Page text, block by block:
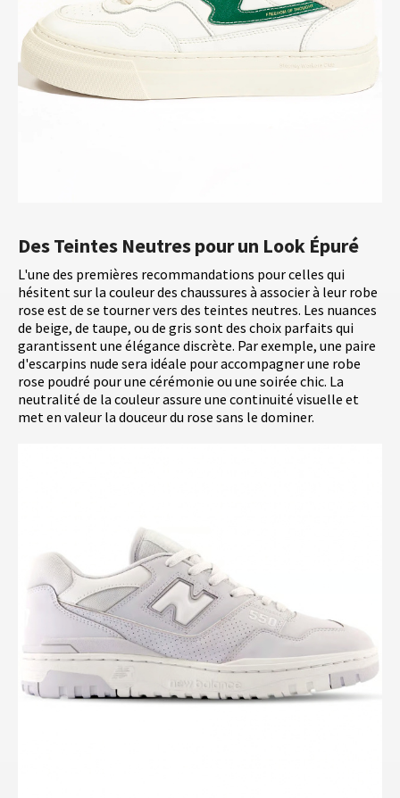
Des Teintes Neutres pour un Look Épuré
L'une des premières recommandations pour celles qui
hésitent sur la couleur des chaussures à associer à leur robe
rose est de se tourner vers des teintes neutres. Les nuances
de beige, de taupe, ou de gris sont des choix parfaits qui
garantissent une élégance discrète. Par exemple, une paire
d'escarpins nude sera idéale pour accompagner une robe
rose poudré pour une cérémonie ou une soirée chic. La
neutralité de la couleur assure une continuité visuelle et
met en valeur la douceur du rose sans le dominer.